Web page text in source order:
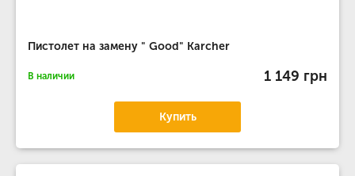
Пистолет на замену " Good" Karcher
В наличии 1 149 грн
Купить